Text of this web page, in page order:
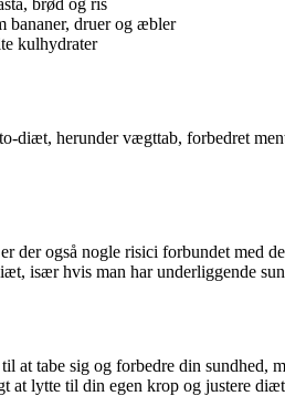
brød og ris
bananer, druer og æbler
kulhydrater
diæt, herunder vægttab, forbedret
der også nogle risici forbundet med
især hvis man har underliggende
at tabe sig og forbedre din sundhed,
at lytte til din egen krop og justere